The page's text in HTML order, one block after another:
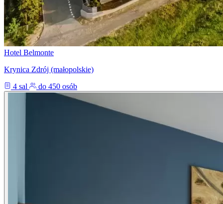
Hotel Belmonte
Krynica Zdrój (małopolskie)
4 sal
do 450 osób